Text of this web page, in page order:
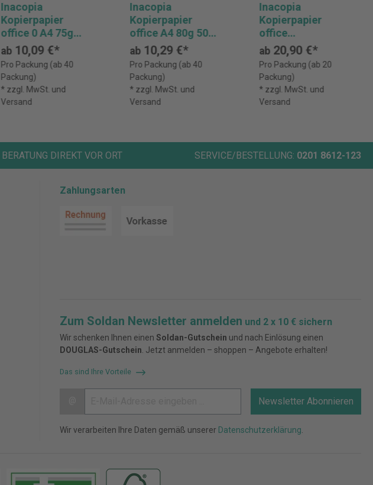
Inacopia
Kopierpapier
office 0 A4 75g
500 Bl.
ab10,09 €*
Pro Packung (ab 40
Packung)
* zzgl. MwSt. und
Versand
Inacopia
Kopierpapier
office A4 80g 500
Bl.
ab 10,29 €*
Pro Packung (ab 40
Packung)
* zzgl. MwSt. und
Versand
Inacopia
Kopierpapier
office
020808010561 A3
80g 500 Bl.
ab 20,90 €*
Pro Packung (ab 20
Packung)
* zzgl. MwSt. und
Versand
BERATUNG DIREKT VOR ORT SERVICE/BESTELLUNG: 0201 8612-123
Zahlungsarten
Zum Soldan Newsletter anmelden und 2 x 10 € sichern
Wir schenken Ihnen einen Soldan-Gutschein und nach Einlösung einen
DOUGLAS-Gutschein . Jetzt anmelden – shoppen – Angebote erhalten!
Das sind Ihre Vorteile
Newsletter Abonnieren
Wir verarbeiten Ihre Daten gemäß unserer Datenschutzerklärung